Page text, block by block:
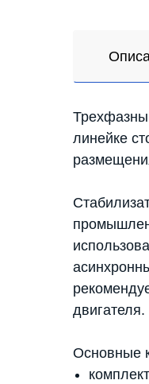
линейке
двигателя.
Основные